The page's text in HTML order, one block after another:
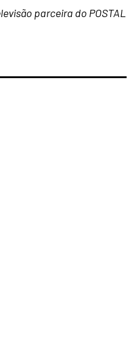
parceira do POSTAL